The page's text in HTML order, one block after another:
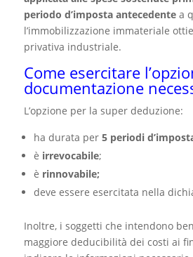
periodo d’imposta antecedentea
l’immobilizzazione immateriale
privativa industriale.
Come esercitare
documentazione
L’opzione per la super deduzione:
ha durata per 5 periodi
è irrevocabile;
è rinnovabile;
deve essere esercitata nella
Inoltre, i soggetti che intendono
maggiore deducibilità dei costi ai